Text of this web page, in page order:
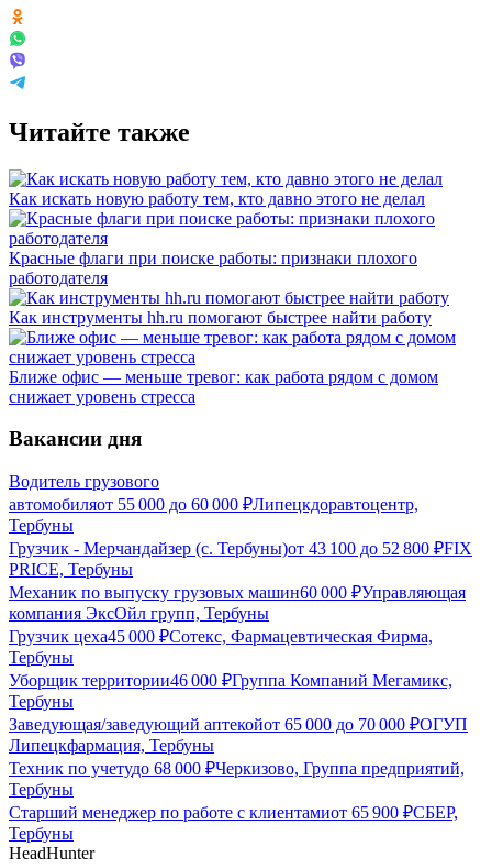
Читайте также
Как искать новую работу тем, кто давно этого не делал
Красные флаги при поиске работы: признаки плохого
работодателя
Как инструменты hh.ru помогают быстрее найти работу
Ближе офис — меньше тревог: как работа рядом с домом
снижает уровень стресса
Вакансии дня
Водитель грузового
автомобиляот 55 000 до 60 000 ₽Липецкдоравтоцентр,
Тербуны
Грузчик - Мерчандайзер (с. Тербуны)от 43 100 до 52 800 ₽FIX
PRICE, Тербуны
Механик по выпуску грузовых машин60 000 ₽Управляющая
компания ЭксОйл групп, Тербуны
Грузчик цеха45 000 ₽Сотекс, Фармацевтическая Фирма,
Тербуны
Уборщик территории46 000 ₽Группа Компаний Мегамикс,
Тербуны
Заведующая/заведующий аптекойот 65 000 до 70 000 ₽ОГУП
Липецкфармация, Тербуны
Техник по учетудо 68 000 ₽Черкизово, Группа предприятий,
Тербуны
Старший менеджер по работе с клиентамиот 65 900 ₽СБЕР,
Тербуны
HeadHunter